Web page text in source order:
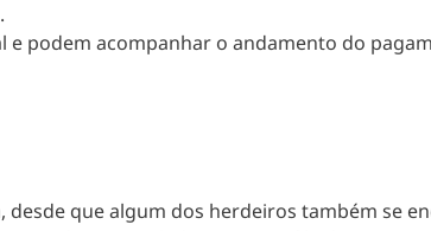
podem acompanhar o andamento do
que algum dos herdeiros também se